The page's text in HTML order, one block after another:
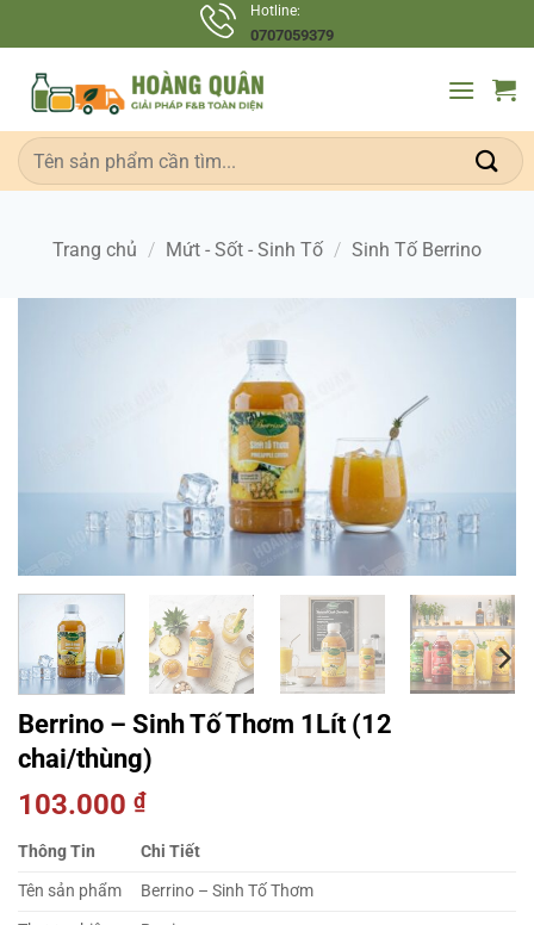
qua
dung
Hotline:
0707059379
Tìm
kiếm:
Trang chủ / Mứt - Sốt - Sinh Tố / Sinh Tố Berrino
Berrino – Sinh Tố Thơm 1Lít (12
chai/thùng)
103.000 ₫
Thông Tin
Chi Tiết
Tên sản phẩm
Berrino – Sinh Tố Thơm